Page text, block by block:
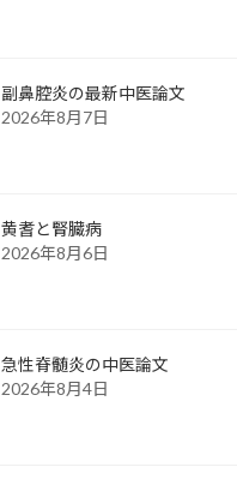
副鼻腔炎の最新中医論文
2026年8月7日
黄耆と腎臓病
2026年8月6日
急性脊髄炎の中医論文
2026年8月4日